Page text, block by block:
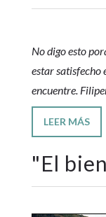
No digo esto
estar satisfecho
encuentre.
LEER MÁS
"El